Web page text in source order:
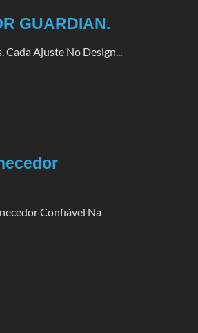
GUARDIAN.
Ajuste No Design...
Confiável Na